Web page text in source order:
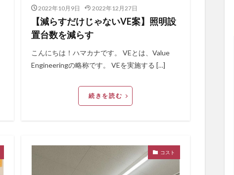
2022年10月9日 2022年12月27日
【減らすだけじゃないVE案】照明設
置台数を減らす
こんにちは！ハマカナです。 VEとは、Value
Engineeringの略称です。 VEを実施する […]
続きを読む
コスト